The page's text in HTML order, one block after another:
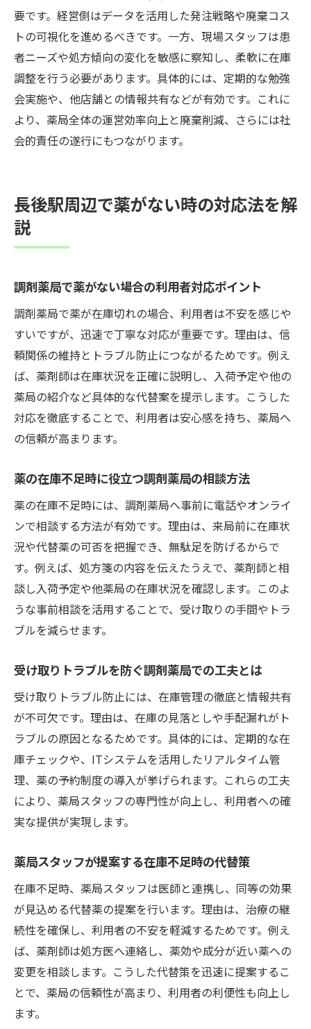
介
家族の薬も安心できる調剤薬局の選び方
調剤薬局スタッフとの円滑な連携のコツ
事前準備が調剤薬局での受け取りをスムー
ズに
医薬品廃棄を減らす調剤薬局の社会的責任
廃棄医薬品削減が地域医療に与える影響
み
要です。経営側はデータを活用した発注戦略や廃棄コス
トの可視化を進めるべきです。一方、現場スタッフは患
者ニーズや処方傾向の変化を敏感に察知し、柔軟に在庫
調整を行う必要があります。具体的には、定期的な勉強
会実施や、他店舗との情報共有などが有効です。これに
より、薬局全体の運営効率向上と廃棄削減、さらには社
会的責任の遂行にもつながります。
長後駅周辺で薬がない時の対応法を解
説
調剤薬局で薬がない場合の利用者対応ポイント
調剤薬局で薬が在庫切れの場合、利用者は不安を感じや
すいですが、迅速で丁寧な対応が重要です。理由は、信
頼関係の維持とトラブル防止につながるためです。例え
ば、薬剤師は在庫状況を正確に説明し、入荷予定や他の
薬局の紹介など具体的な代替案を提示します。こうした
対応を徹底することで、利用者は安心感を持ち、薬局へ
の信頼が高まります。
薬の在庫不足時に役立つ調剤薬局の相談方法
薬の在庫不足時には、調剤薬局へ事前に電話やオンライ
ンで相談する方法が有効です。理由は、来局前に在庫状
況や代替薬の可否を把握でき、無駄足を防げるからで
す。例えば、処方箋の内容を伝えたうえで、薬剤師と相
談し入荷予定や他薬局の在庫状況を確認します。このよ
うな事前相談を活用することで、受け取りの手間やトラ
ブルを減らせます。
受け取りトラブルを防ぐ調剤薬局での工夫とは
受け取りトラブル防止には、在庫管理の徹底と情報共有
が不可欠です。理由は、在庫の見落としや手配漏れがト
ラブルの原因となるためです。具体的には、定期的な在
庫チェックや、ITシステムを活用したリアルタイム管
理、薬の予約制度の導入が挙げられます。これらの工夫
により、薬局スタッフの専門性が向上し、利用者への確
実な提供が実現します。
薬局スタッフが提案する在庫不足時の代替策
在庫不足時、薬局スタッフは医師と連携し、同等の効果
が見込める代替薬の提案を行います。理由は、治療の継
続性を確保し、利用者の不安を軽減するためです。例え
ば、薬剤師は処方医へ連絡し、薬効や成分が近い薬への
変更を相談します。こうした代替策を迅速に提案するこ
とで、薬局の信頼性が高まり、利用者の利便性も向上し
ます。